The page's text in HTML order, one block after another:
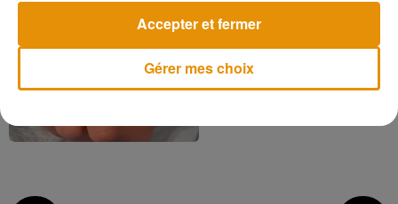
Gérer mes choix
Accepter et fermer